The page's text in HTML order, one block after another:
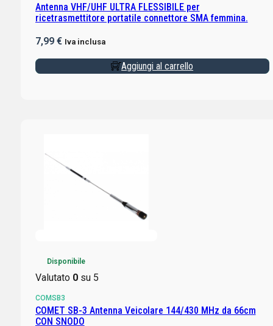
Antenna VHF/UHF ULTRA FLESSIBILE per
ricetrasmettitore portatile connettore SMA femmina.
7,99 € Iva inclusa
Aggiungi al carrello
Disponibile
Valutato 0su 5
COMSB3
COMET SB-3 Antenna Veicolare 144/430 MHz da 66cm
CON SNODO